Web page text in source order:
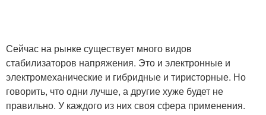
Сейчас на рынке существует много видов
стабилизаторов напряжения. Это и электронные и
электромеханические и гибридные и тиристорные. Но
говорить, что одни лучше, а другие хуже будет не
правильно. У каждого из них своя сфера применения.